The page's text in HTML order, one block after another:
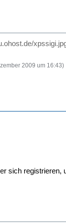
2009 um 16:43)
sich